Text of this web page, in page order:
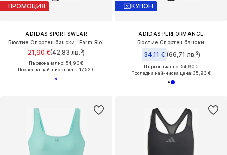
ПРОМОЦИЯ
ADIDAS SPORTSWEAR
Бюстие Спортен бански 'Farm Rio'
21,90 €(42,83 лв.³)
Първоначално: 54,90 €
Последна най-ниска цена:17,52 €
КУПОН
ADIDAS PERFORMANCE
Бюстие Спортен бански
34,11 € (66,71 лв.³)
Първоначално: 54,90 €
Последна най-ниска цена:35,93 €